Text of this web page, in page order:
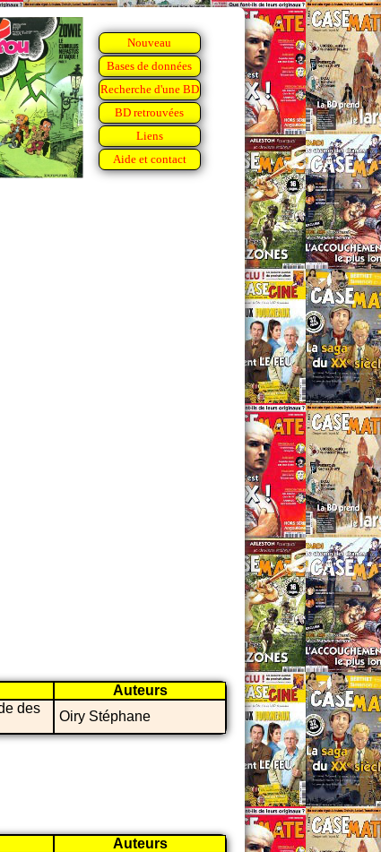
Nouveau
Bases de données
Recherche d'une BD
BD retrouvées
Liens
Aide et contact
Auteurs
des
Oiry Stéphane
Auteurs